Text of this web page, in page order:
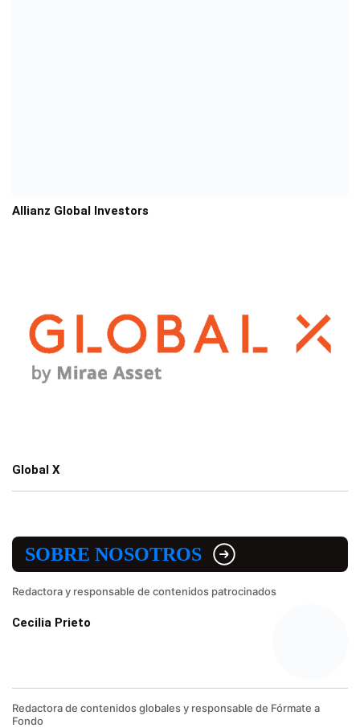
Allianz Global Investors
Global X
SOBRE NOSOTROS
Redactora y responsable de contenidos patrocinados
Cecilia Prieto
Redactora de contenidos globales y responsable de Fórmate a
Fondo